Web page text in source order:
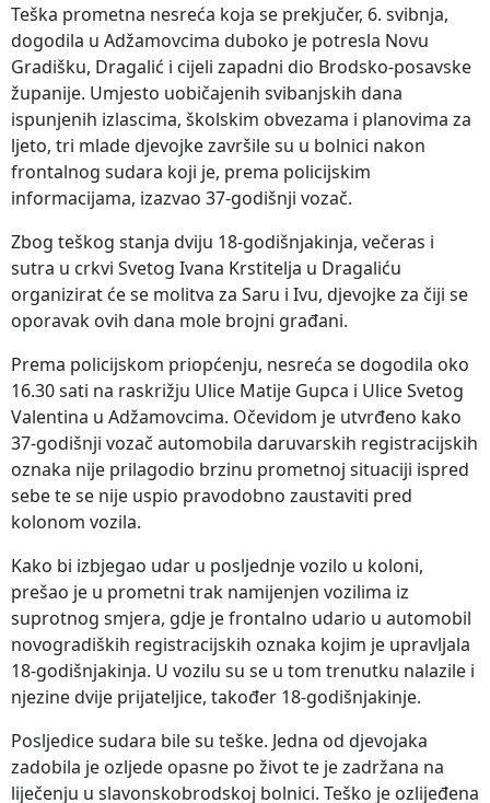
Teška prometna nesreća koja se prekjučer, 6. svibnja,
dogodila u Adžamovcima duboko je potresla Novu
Gradišku, Dragalić i cijeli zapadni dio Brodsko-posavske
županije. Umjesto uobičajenih svibanjskih dana
ispunjenih izlascima, školskim obvezama i planovima za
ljeto, tri mlade djevojke završile su u bolnici nakon
frontalnog sudara koji je, prema policijskim
informacijama, izazvao 37-godišnji vozač.
Zbog teškog stanja dviju 18-godišnjakinja, večeras i
sutra u crkvi Svetog Ivana Krstitelja u Dragaliću
organizirat će se molitva za Saru i Ivu, djevojke za čiji se
oporavak ovih dana mole brojni građani.
Prema policijskom priopćenju, nesreća se dogodila oko
16.30 sati na raskrižju Ulice Matije Gupca i Ulice Svetog
Valentina u Adžamovcima. Očevidom je utvrđeno kako
37-godišnji vozač automobila daruvarskih registracijskih
oznaka nije prilagodio brzinu prometnoj situaciji ispred
sebe te se nije uspio pravodobno zaustaviti pred
kolonom vozila.
Kako bi izbjegao udar u posljednje vozilo u koloni,
prešao je u prometni trak namijenjen vozilima iz
suprotnog smjera, gdje je frontalno udario u automobil
novogradiških registracijskih oznaka kojim je upravljala
18-godišnjakinja. U vozilu su se u tom trenutku nalazile i
njezine dvije prijateljice, također 18-godišnjakinje.
Posljedice sudara bile su teške. Jedna od djevojaka
zadobila je ozljede opasne po život te je zadržana na
liječenju u slavonskobrodskoj bolnici. Teško je ozlijeđena